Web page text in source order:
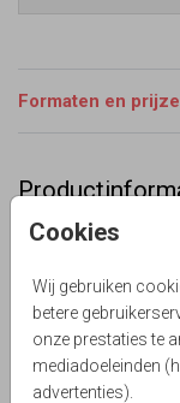
Cookies
Wij gebruiken
betere
onze prestaties te
mediadoeleinden
advertenties).
Formaten en
Omschrijving
Lievez
Collectie
Kraft & Karton look